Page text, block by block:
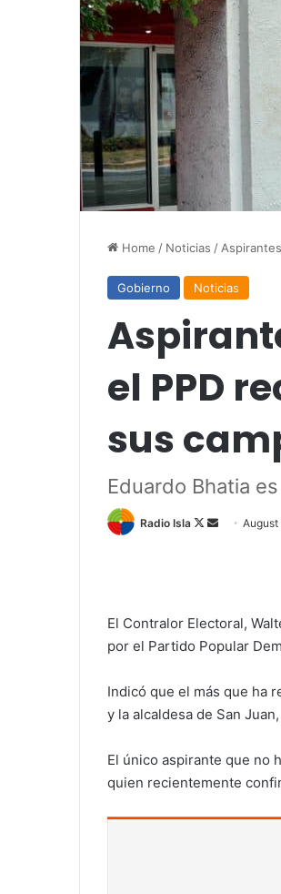
Home / Noticias /
Gobierno Noticias
el PPD
sus
Eduardo Bhatia
Radio Isla
Follow
Send August
El Contralor Electoral,
por el Partido Popular
Indicó que el más que ha
y la alcaldesa de San
El único aspirante que no
quien recientemente